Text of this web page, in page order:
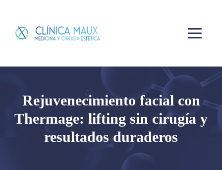
Rejuvenecimiento facial con
Thermage: lifting sin cirugía y
resultados duraderos